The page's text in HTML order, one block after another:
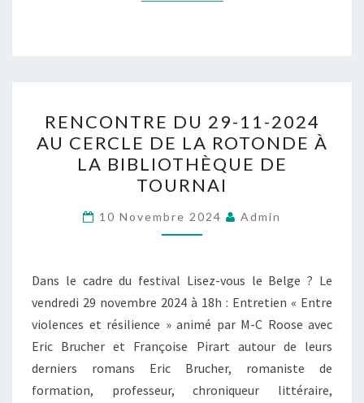
DU
29-
11-
2024
AU
CERCLE
LA
ROTONDE
À
LA
BIBLIOTHÈQUE
DE
RENCONTRE DU 29-11-2024
AU CERCLE DE LA ROTONDE À
LA BIBLIOTHÈQUE DE
TOURNAI
10 Novembre 2024 Admin
Dans le cadre du festival Lisez-vous le Belge ? Le
vendredi 29 novembre 2024 à 18h : Entretien « Entre
violences et résilience » animé par M-C Roose avec
Eric Brucher et Françoise Pirart autour de leurs
derniers romans Eric Brucher, romaniste de
formation, professeur, chroniqueur littéraire,